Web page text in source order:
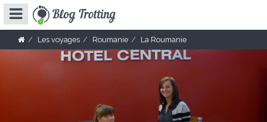
Les voyages Roumanie La Roumanie